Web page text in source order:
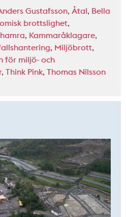
Gustafsson, Åtal, Bella
brottslighet,
, Kammaråklagare,
, Miljöbrott,
för miljö- och
, Think Pink, Thomas Nilsson